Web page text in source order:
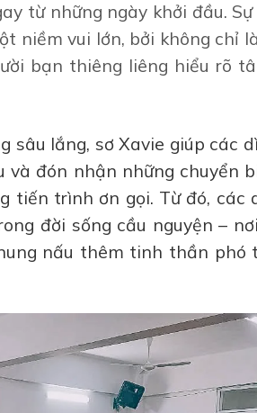
từ những ngày khởi đầu.
niềm vui lớn, bởi không chỉ
bạn thiêng liêng hiểu rõ
sâu lắng, sơ Xavie giúp các
đón nhận những chuyển
trình ơn gọi. Từ đó, các
đời sống cầu nguyện –
nấu thêm tinh thần phó